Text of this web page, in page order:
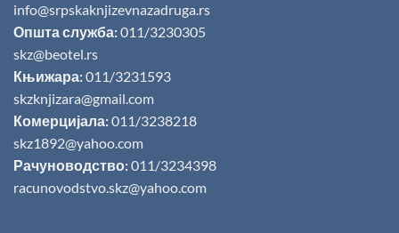
info@srpskaknjizevnazadruga.rs
Општа служба:011/3230305
skz@beotel.rs
Књижара:011/3231593
skzknjizara@gmail.com
Комерцијала:011/3238218
skz1892@yahoo.com
Рачуноводство:011/3234398
racunovodstvo.skz@yahoo.com